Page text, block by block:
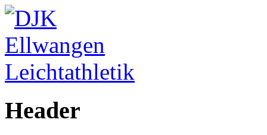
Header